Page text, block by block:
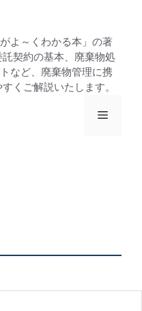
よ～くわかる本」の著
契約の基本、廃棄物処
など、廃棄物管理に携
くご解説いたします。
メ